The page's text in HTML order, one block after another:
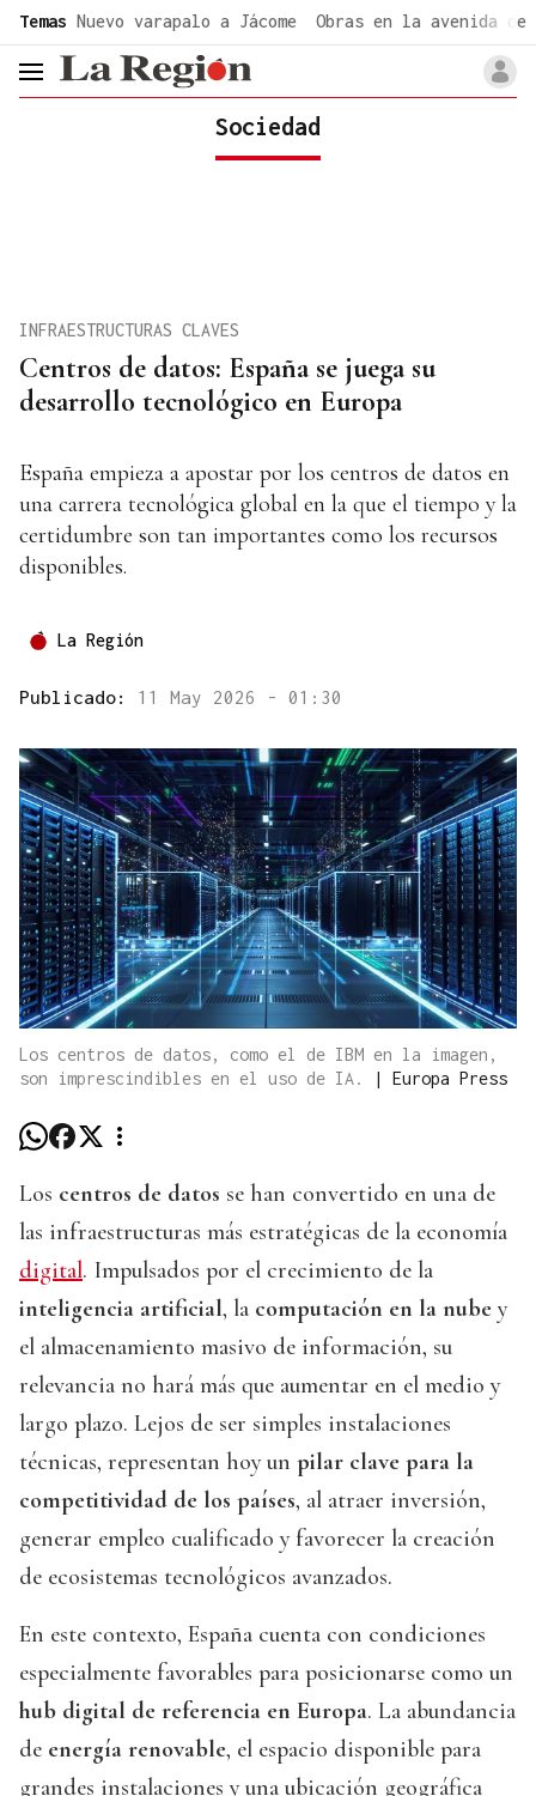
Temas Nuevo varapalo a Jácome Obras en la avenida de
header.menu.open
Sociedad
Centros de datos: España se juega su
desarrollo tecnológico en Europa
INFRAESTRUCTURAS CLAVES
España empieza a apostar por los centros de datos en
una carrera tecnológica global en la que el tiempo y la
certidumbre son tan importantes como los recursos
disponibles.
La Región
Publicado: 11 May 2026 - 01:30
Los centros de datos, como el de IBM en la imagen,
son imprescindibles en el uso de IA.
| Europa Press
Los centros de datos se han convertido en una de
las infraestructuras más estratégicas de la economía
digital. Impulsados por el crecimiento de la
inteligencia artificial, la computación en la nube y
el almacenamiento masivo de información, su
relevancia no hará más que aumentar en el medio y
largo plazo. Lejos de ser simples instalaciones
técnicas, representan hoy un pilar clave para la
competitividad de los países, al atraer inversión,
generar empleo cualificado y favorecer la creación
de ecosistemas tecnológicos avanzados.
En este contexto, España cuenta con condiciones
especialmente favorables para posicionarse como un
hub digital de referencia en Europa. La abundancia
de energía renovable, el espacio disponible para
grandes instalaciones y una ubicación geográfica